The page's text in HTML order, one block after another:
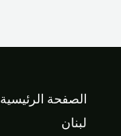
الصفحة الرئيسية
لبنان